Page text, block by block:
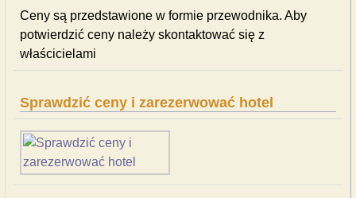
Ceny są przedstawione w formie przewodnika. Aby
potwierdzić ceny należy skontaktować się z
właścicielami
Sprawdzić ceny i zarezerwować hotel